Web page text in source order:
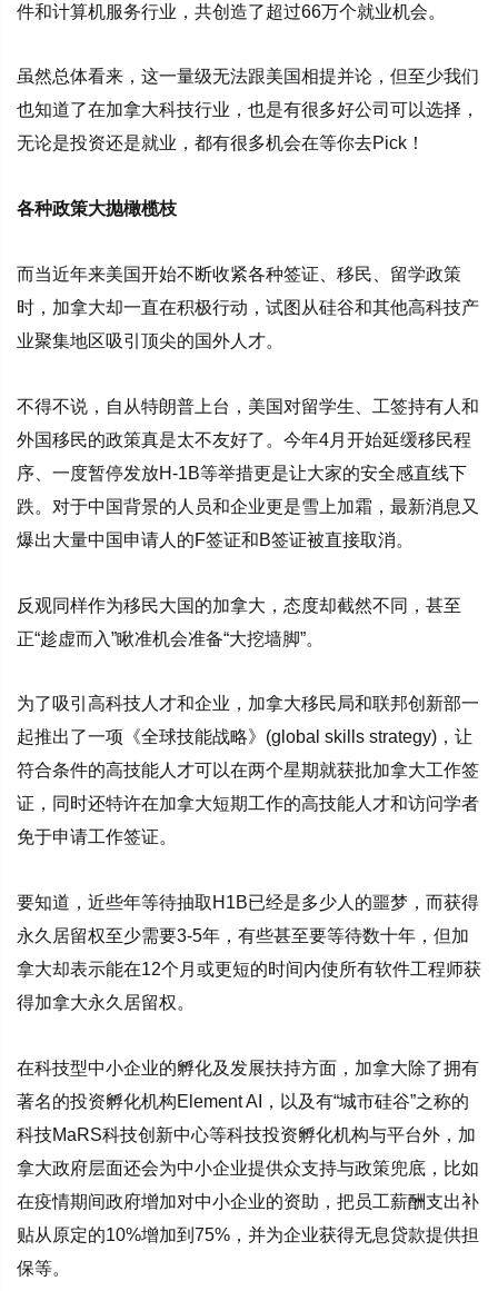
件和计算机服务行业，共创造了超过66万个就业机会。
虽然总体看来，这一量级无法跟美国相提并论，但至少我们
也知道了在加拿大科技行业，也是有很多好公司可以选择，
无论是投资还是就业，都有很多机会在等你去Pick！
各种政策大抛橄榄枝
而当近年来美国开始不断收紧各种签证、移民、留学政策
时，加拿大却一直在积极行动，试图从硅谷和其他高科技产
业聚集地区吸引顶尖的国外人才。
不得不说，自从特朗普上台，美国对留学生、工签持有人和
外国移民的政策真是太不友好了。今年4月开始延缓移民程
序、一度暂停发放H-1B等举措更是让大家的安全感直线下
跌。对于中国背景的人员和企业更是雪上加霜，最新消息又
爆出大量中国申请人的F签证和B签证被直接取消。
反观同样作为移民大国的加拿大，态度却截然不同，甚至
正“趁虚而入”瞅准机会准备“大挖墙脚”。
为了吸引高科技人才和企业，加拿大移民局和联邦创新部一
起推出了一项《全球技能战略》(global skills strategy)，让
符合条件的高技能人才可以在两个星期就获批加拿大工作签
证，同时还特许在加拿大短期工作的高技能人才和访问学者
免于申请工作签证。
要知道，近些年等待抽取H1B已经是多少人的噩梦，而获得
永久居留权至少需要3-5年，有些甚至要等待数十年，但加
拿大却表示能在12个月或更短的时间内使所有软件工程师获
得加拿大永久居留权。
在科技型中小企业的孵化及发展扶持方面，加拿大除了拥有
著名的投资孵化机构Element AI，以及有“城市硅谷”之称的
科技MaRS科技创新中心等科技投资孵化机构与平台外，加
拿大政府层面还会为中小企业提供众支持与政策兜底，比如
在疫情期间政府增加对中小企业的资助，把员工薪酬支出补
贴从原定的10%增加到75%，并为企业获得无息贷款提供担
保等。